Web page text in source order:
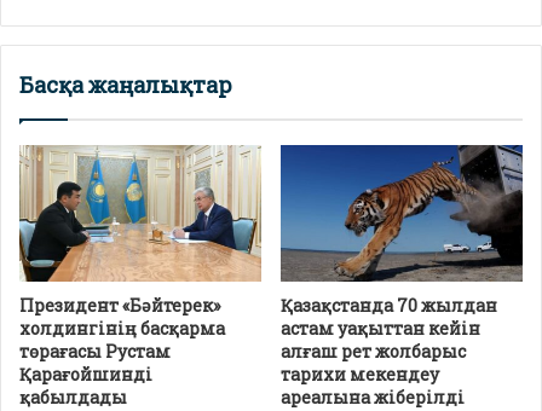
Басқа жаңалықтар
Президент «Бәйтерек»
холдингінің басқарма
төрағасы Рустам
Қарағойшинді
қабылдады
Қазақстанда 70 жылдан
астам уақыттан кейін
алғаш рет жолбарыс
тарихи мекендеу
ареалына жіберілді